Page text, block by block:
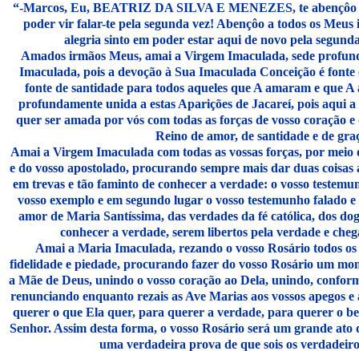
“-Marcos, Eu, BEATRIZ DA SILVA E MENEZES, te abençôo
poder vir falar-te pela segunda vez! Abençôo a todos os Meus
alegria sinto em poder estar aqui de novo pela
Amados irmãos Meus, amai a Virgem Imaculada, sede
Imaculada, pois a devoção à Sua Imaculada Conceição é fonte
fonte de santidade para todos aqueles que A amaram e que A
profundamente unida a estas Aparições de Jacareí, pois aqui
quer ser amada por vós com todas as forças de vosso coração
Reino de amor, de santidade e de
Amai a Virgem Imaculada com todas as vossas forças, por meio
e do vosso apostolado, procurando sempre mais dar duas
em trevas e tão faminto de conhecer a verdade: o vosso
vosso exemplo e em segundo lugar o vosso testemunho falado
amor de Maria Santíssima, das verdades da fé católica, dos
conhecer a verdade, serem libertos pela verdade e
Amai a Maria Imaculada, rezando o vosso Rosário todos
fidelidade e piedade, procurando fazer do vosso Rosário um
a Mãe de Deus, unindo o vosso coração ao Dela, unindo,
renunciando enquanto rezais as Ave Marias aos vossos apegos
querer o que Ela quer, para querer a verdade, para querer o
Senhor. Assim desta forma, o vosso Rosário será um grande
uma verdadeira prova de que sois os